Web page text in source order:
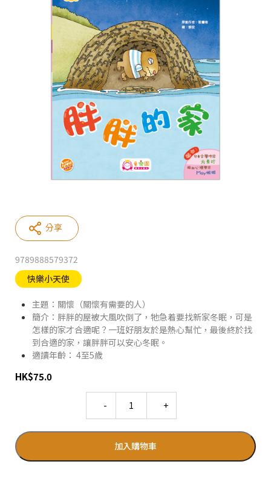
9789888579372
快樂小天使
主題：關懷（關懷有需要的人）
簡介：胖胖的屋被大風吹倒了，牠急着要找新家冬眠，可是
怎樣的家才合適呢？一班好朋友於是熱心幫忙，最後終於找
到合適的家，讓胖胖可以安心冬眠。
適讀年齡： 4至5歲
HK$75.0
加入購物車
分享